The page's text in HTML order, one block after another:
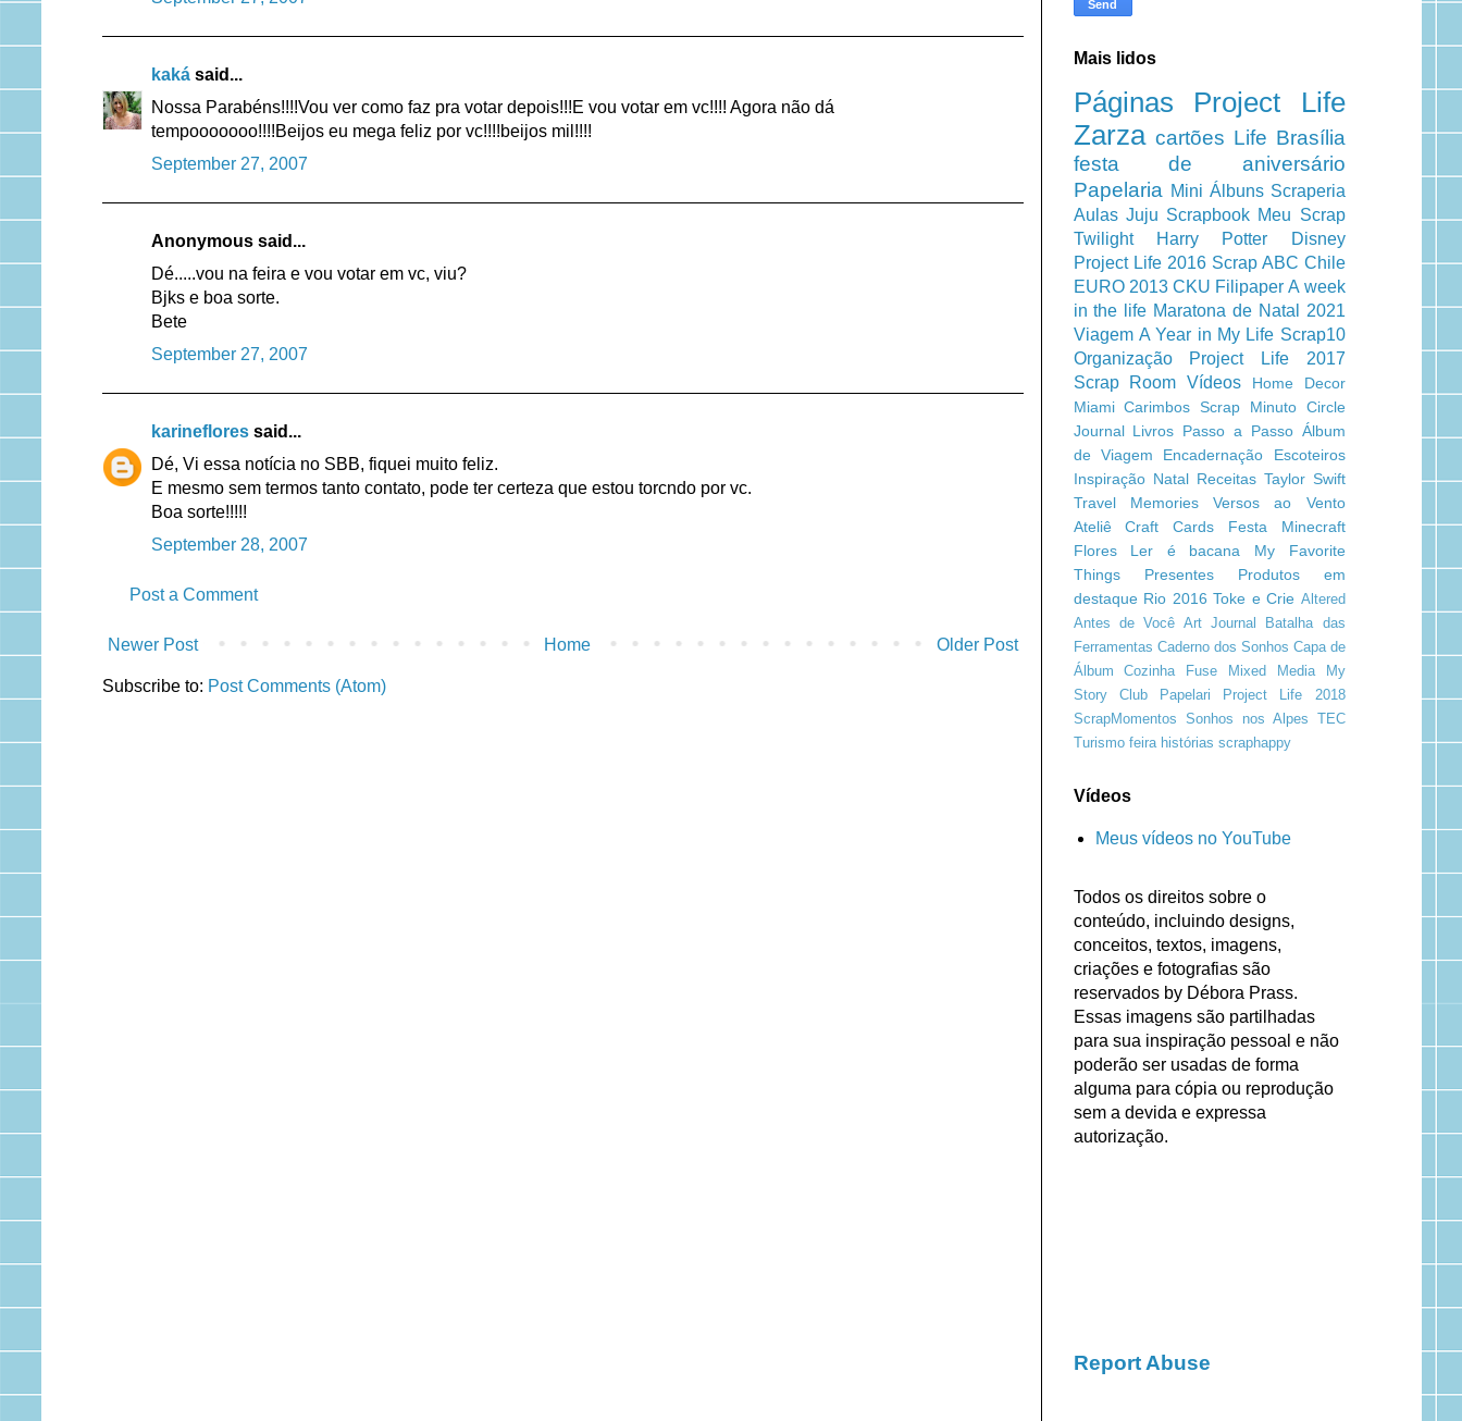
kaká said...
Nossa Parabéns!!!!Vou ver como faz pra votar depois!!!E vou votar em vc!!!! Agora não dá
tempooooooo!!!!Beijos eu mega feliz por vc!!!!beijos mil!!!!
September 27, 2007
Anonymous said...
Dé.....vou na feira e vou votar em vc, viu?
Bjks e boa sorte.
Bete
September 27, 2007
karinefloressaid...
Dé, Vi essa notícia no SBB, fiquei muito feliz.
E mesmo sem termos tanto contato, pode ter certeza que estou torcndo por vc.
Boa sorte!!!!!
September 28, 2007
Post a Comment
Newer Post Older Post
Home
Subscribe to: Post Comments (Atom)
Mais lidos
Páginas
Project Life
Zarza cartões Life Brasília
festa de aniversário
Papelaria Mini Álbuns Scraperia
Aulas Juju Scrapbook Meu Scrap
Twilight
Harry Potter
Disney
Project Life 2016 Scrap ABC Chile
EURO 2013 CKU Filipaper A week
in the life Maratona de Natal 2021
Viagem A Year in My Life Scrap10
Organização
Project Life 2017
Scrap Room Vídeos
Home Decor
Miami Carimbos Scrap Minuto Circle
Journal Livros Passo a Passo Álbum
de Viagem
Encadernação
Escoteiros
Inspiração Natal Receitas Taylor Swift
Travel Memories
Versos ao Vento
Ateliê Craft
Cards
Festa Minecraft
Flores
Ler é bacana
My Favorite
Things
Presentes
Produtos em
destaque Rio 2016 Toke e Crie Altered
Antes de Você Art Journal
Batalha das
Ferramentas Caderno dos Sonhos Capa de
Álbum
Cozinha Fuse Mixed Media
My
Story Club
Papelari
Project Life 2018
ScrapMomentos Sonhos nos Alpes TEC
Turismo feira histórias scraphappy
Vídeos
Meus vídeos no YouTube
Todos os direitos sobre o
conteúdo, incluindo designs,
conceitos, textos, imagens,
criações e fotografias são
reservados by Débora Prass.
Essas imagens são partilhadas
para sua inspiração pessoal e não
poderão ser usadas de forma
alguma para cópia ou reprodução
sem a devida e expressa
autorização.
Report Abuse